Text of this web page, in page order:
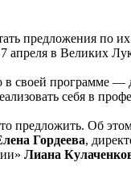
предложения
апреля в Великих
в своей программе
себя в
Об
Гордеева,
Лиана